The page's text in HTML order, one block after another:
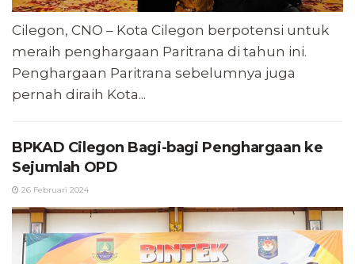
Cilegon, CNO – Kota Cilegon berpotensi untuk
meraih penghargaan Paritrana di tahun ini.
Penghargaan Paritrana sebelumnya juga
pernah diraih Kota...
BPKAD Cilegon Bagi-bagi Penghargaan ke
Sejumlah OPD
26 Februari 2024